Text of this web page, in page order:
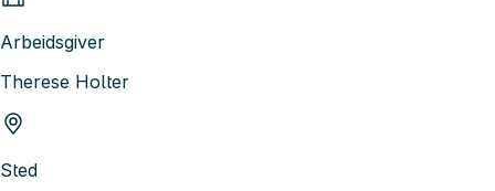
Arbeidsgiver
Therese Holter
Sted